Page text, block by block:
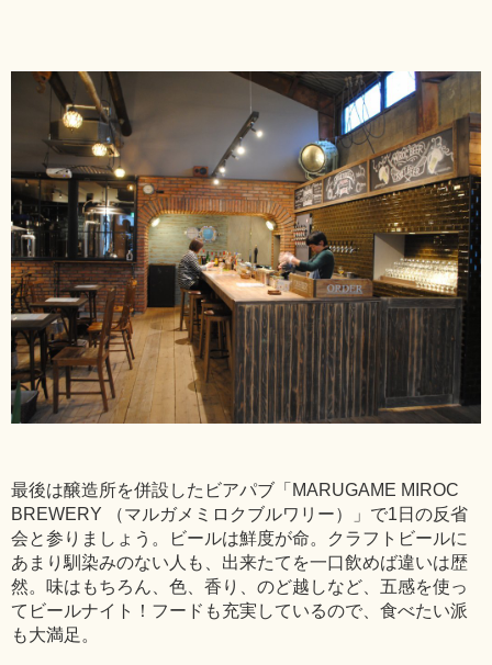
最後は醸造所を併設したビアパブ「MARUGAME MIROC
BREWERY （マルガメミロクブルワリー）」で1日の反省
会と参りましょう。ビールは鮮度が命。クラフトビールに
あまり馴染みのない人も、出来たてを一口飲めば違いは歴
然。味はもちろん、色、香り、のど越しなど、五感を使っ
てビールナイト！フードも充実しているので、食べたい派
も大満足。